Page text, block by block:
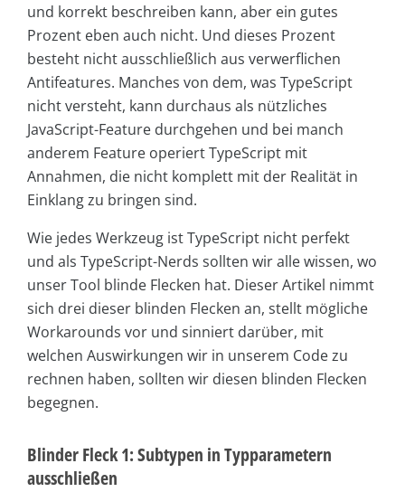
und korrekt beschreiben kann, aber ein gutes
Prozent eben auch nicht. Und dieses Prozent
besteht nicht ausschließlich aus verwerflichen
Antifeatures. Manches von dem, was TypeScript
nicht versteht, kann durchaus als nützliches
JavaScript-Feature durchgehen und bei manch
anderem Feature operiert TypeScript mit
Annahmen, die nicht komplett mit der Realität in
Einklang zu bringen sind.
Wie jedes Werkzeug ist TypeScript nicht perfekt
und als TypeScript-Nerds sollten wir alle wissen, wo
unser Tool blinde Flecken hat. Dieser Artikel nimmt
sich drei dieser blinden Flecken an, stellt mögliche
Workarounds vor und sinniert darüber, mit
welchen Auswirkungen wir in unserem Code zu
rechnen haben, sollten wir diesen blinden Flecken
begegnen.
Blinder Fleck 1: Subtypen in Typparametern
ausschließen